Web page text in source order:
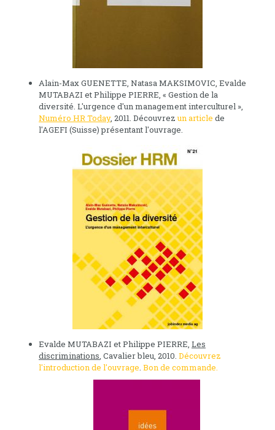
Alain-Max GUENETTE, Natasa MAKSIMOVIC, Evalde
MUTABAZI et Philippe PIERRE, « Gestion de la
diversité. L'urgence d'un management interculturel »,
Numéro HR Today, 2011. Découvrez un article de
l'AGEFI (Suisse) présentant l'ouvrage.
Evalde MUTABAZI et Philippe PIERRE, Les
discriminations, Cavalier bleu, 2010. Découvrez
l'introduction de l'ouvrage. Bon de commande.